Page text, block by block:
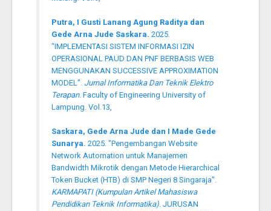
Putra, I Gusti Lanang Agung Raditya dan
Gede Arna Jude Saskara. 2025.
"IMPLEMENTASI SISTEM INFORMASI IZIN
OPERASIONAL PAUD DAN PNF BERBASIS WEB
MENGGUNAKAN SUCCESSIVE APPROXIMATION
MODEL". Jurnal Informatika Dan Teknik Elektro
Terapan. Faculty of Engineering University of
Lampung. Vol.13,
Saskara, Gede Arna Jude dan I Made Gede
Sunarya. 2025. "Pengembangan Website
Network Automation untuk Manajemen
Bandwidth Mikrotik dengan Metode Hierarchical
Token Bucket (HTB) di SMP Negeri 8 Singaraja".
KARMAPATI (Kumpulan Artikel Mahasiswa
Pendidikan Teknik Informatika). JURUSAN